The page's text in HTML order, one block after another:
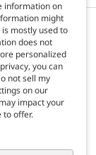
information on
might
mostly used to
does not
personalized
you can
not sell my
on our
impact your
to offer.